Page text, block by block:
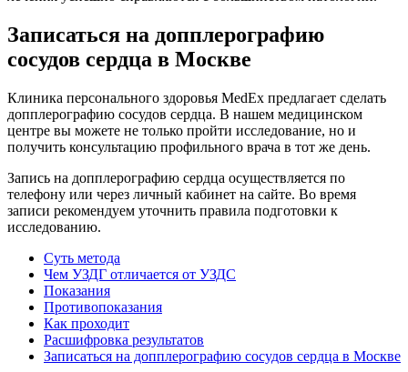
Записаться на допплерографию
сосудов сердца в Москве
Клиника персонального здоровья MedEx предлагает сделать
допплерографию сосудов сердца. В нашем медицинском
центре вы можете не только пройти исследование, но и
получить консультацию профильного врача в тот же день.
Запись на допплерографию сердца осуществляется по
телефону или через личный кабинет на сайте. Во время
записи рекомендуем уточнить правила подготовки к
исследованию.
Суть метода
Чем УЗДГ отличается от УЗДС
Показания
Противопоказания
Как проходит
Расшифровка результатов
Записаться на допплерографию сосудов сердца в Москве